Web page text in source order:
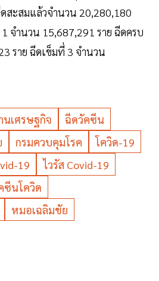
สะสมแล้วจำนวน 20,280,180
จำนวน 15,687,291 ราย ฉีดครบ
ราย ฉีดเข็มที่ 3 จำนวน
นเศรษฐกิจ
ฉีดวัคซีน
กรมควบคุมโรค
โควิด-19
19
ไวรัส Covid-19
ซีนโควิด
หมอเฉลิมชัย